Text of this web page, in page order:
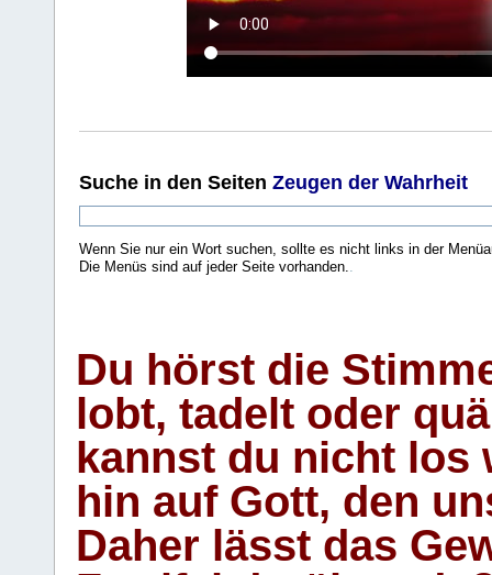
Suche in den Seiten Zeugen der Wahrheit
Wenn Sie nur ein Wort suchen, sollte es nicht links in der
Die Menüs sind auf jeder Seite vorhanden..
Du hörst die
lobt, tadelt oder
kannst du nicht los
hin auf Gott, den
Daher lässt das